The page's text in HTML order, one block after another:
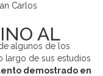
Carlos
AL
algunos de los
largo de sus estudios
demostrado en